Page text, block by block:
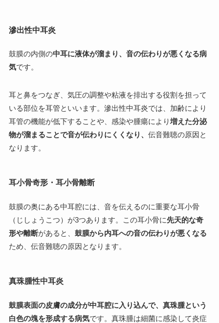
滲出性中耳炎
鼓膜の内側の中耳に液体が溜まり、音の伝わりが悪くなる病
気です。
耳と鼻をつなぎ、気圧の調整や粘液を排出する役割を担って
いる部位を耳管といいます。滲出性中耳炎では、加齢により
耳管の機能が低下することや、感染や腫瘍により増えた分泌
物が溜まることで音が伝わりにくくなり、 伝音難聴の原因と
なります。
耳小骨奇形・耳小骨離断
鼓膜の奥にある中耳腔には、音を伝えるのに重要な耳小骨
（じしょうこつ）が3つあります。この耳小骨に先天的な奇
形や離断があると、 鼓膜から内耳への音の伝わりが悪くなる
ため、伝音難聴の原因となります。
真珠腫性中耳炎
鼓膜表面の皮膚の成分が中耳腔に入り込んで、真珠腫という
白色の塊を形成する病気です。真珠腫は細菌に感染して炎症